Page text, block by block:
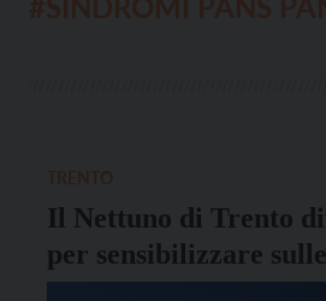
Il Nettuno di Trento
per sensibilizzare
Pans Pandas